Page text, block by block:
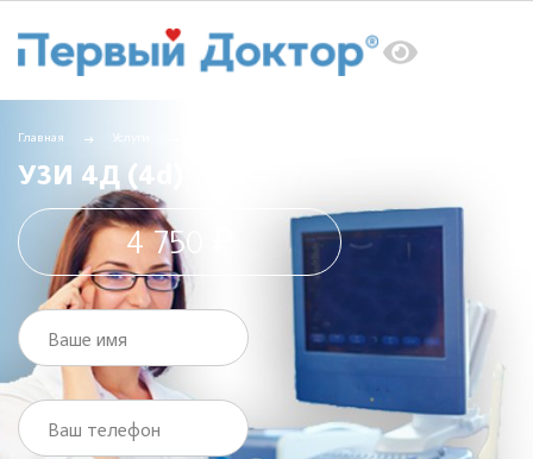
Главная Услуги
УЗИ 4Д (4d)
4 750 ₽
Ваше имя
Ваш телефон